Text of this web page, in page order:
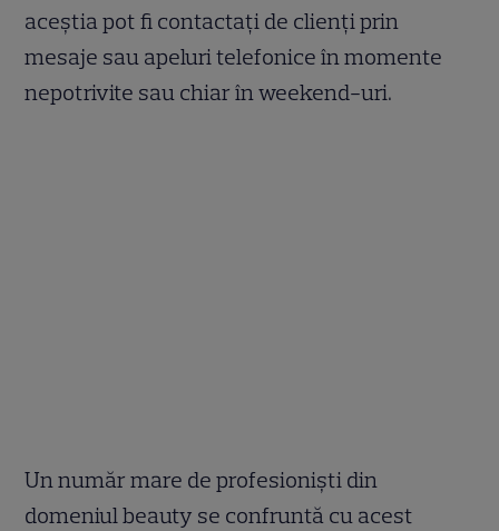
aceștia pot fi contactați de clienți prin
mesaje sau apeluri telefonice în momente
nepotrivite sau chiar în weekend-uri.
Un număr mare de profesioniști din
domeniul beauty se confruntă cu acest